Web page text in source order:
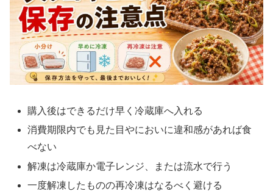
購入後はできるだけ早く冷蔵庫へ入れる
消費期限内でも見た目やにおいに違和感があれば食
べない
解凍は冷蔵庫か電子レンジ、または流水で行う
一度解凍したものの再冷凍はなるべく避ける